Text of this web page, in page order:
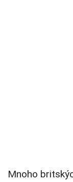
Mnoho